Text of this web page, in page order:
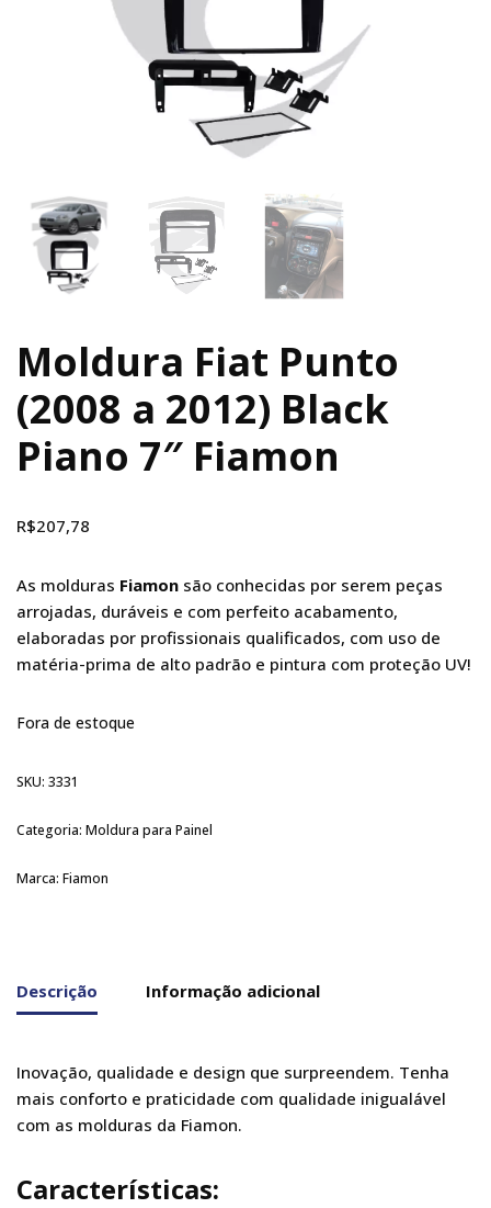
Moldura Fiat Punto
(2008 a 2012) Black
Piano 7″ Fiamon
R$207,78
As molduras Fiamon são conhecidas por serem peças
arrojadas, duráveis e com perfeito acabamento,
elaboradas por profissionais qualificados, com uso de
matéria-prima de alto padrão e pintura com proteção UV!
Fora de estoque
SKU: 3331
Categoria: Moldura para Painel
Marca: Fiamon
Descrição Informação adicional
Inovação, qualidade e design que surpreendem. Tenha
mais conforto e praticidade com qualidade inigualável
com as molduras da Fiamon.
Características: